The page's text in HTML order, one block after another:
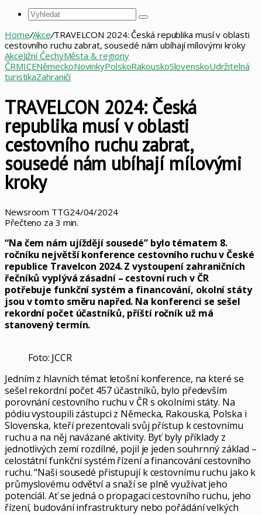
Vyhledat
Home/Akce/TRAVELCON 2024: Česká republika musí v oblasti
cestovního ruchu zabrat, sousedé nám ubíhají mílovými kroky
AkceJižní ČechyMěsta & regiony
ČRMICENěmeckoNovinkyPolskoRakouskoSlovenskoUdržitelná
turistikaZahraničí
TRAVELCON 2024: Česká
republika musí v oblasti
cestovního ruchu zabrat,
sousedé nám ubíhají mílovými
kroky
Newsroom TTG24/04/2024
Přečteno za 3 min.
“Na čem nám ujíždějí sousedé” bylo tématem 8.
ročníku největší konference cestovního ruchu v České
republice Travelcon 2024. Z vystoupení zahraničních
řečníků vyplývá zásadní – cestovní ruch v ČR
potřebuje funkční systém a financování, okolní státy
jsou v tomto směru napřed. Na konferenci se sešel
rekordní počet účastníků, příští ročník už má
stanovený termín.
Foto: JCCR
Jedním z hlavních témat letošní konference, na které se
sešel rekordní počet 457 účastníků, bylo především
porovnání cestovního ruchu v ČR s okolními státy. Na
pódiu vystoupili zástupci z Německa, Rakouska, Polska i
Slovenska, kteří prezentovali svůj přístup k cestovnímu
ruchu a na něj navázané aktivity. Byť byly příklady z
jednotlivých zemí rozdílné, pojil je jeden souhrnný základ –
celostátní funkční systém řízení a financování cestovního
ruchu. “Naši sousedé přistupují k cestovnímu ruchu jako k
průmyslovému odvětví a snaží se plně využívat jeho
potenciál. Ať se jedná o propagaci cestovního ruchu, jeho
řízení, budování infrastruktury nebo pořádání velkých